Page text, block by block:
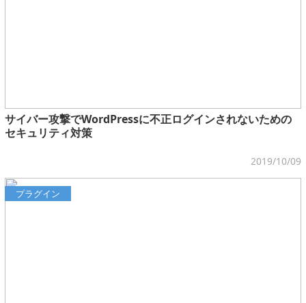
サイバー攻撃でWordPressに不正ログインされないための
セキュリティ対策
2019/10/09
プラグイン